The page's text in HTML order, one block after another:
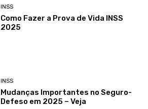
INSS
Como Fazer a Prova de Vida INSS
2025
INSS
Mudanças Importantes no Seguro-
Defeso em 2025 – Veja